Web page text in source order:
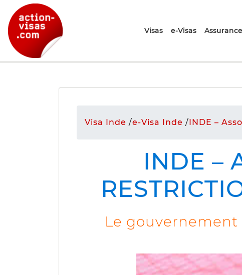
Visas e-Visas
Visa Inde /e-Visa Inde /INDE –
INDE –
Le